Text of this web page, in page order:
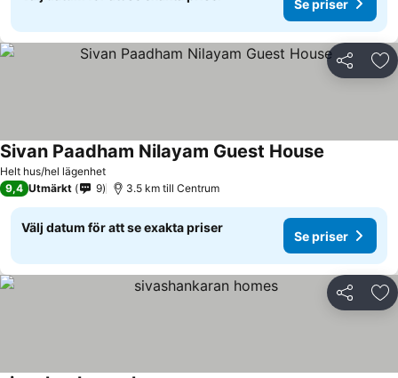
Se priser
Dela
Helt hus/hel lägenhet
Sivan Paadham Nilayam Guest House
9,4 Utmärkt 9 3.5 km till Centrum
Välj datum för att se exakta priser
Se priser
Dela